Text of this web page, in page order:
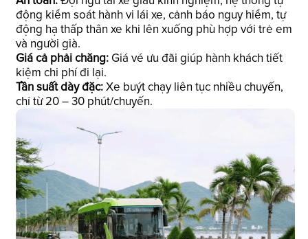
động kiểm soát hành vi lái xe, cảnh báo nguy hiểm, tự
động hạ thấp thân xe khi lên xuống phù hợp với trẻ em
và người già.
Giá cả phải chăng: Giá vé ưu đãi giúp hành khách tiết
kiệm chi phí đi lại.
Tần suất dày đặc:Xe buýt chạy liên tục nhiều chuyến,
chỉ từ 20 – 30 phút/chuyến.